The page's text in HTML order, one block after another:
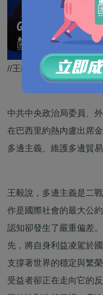
//王毅形容，維霸和反霸
中共中央政治局委員、
在巴西里約熱內盧出席
多邊主義、維護多邊貿
王毅說，多邊主義是二
作是國際社會的最大公
認知卻發生了嚴重偏差
先，將自身利益凌駕於
支撐著世界的穩定與繁
受益者卻正在走向它的